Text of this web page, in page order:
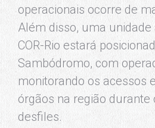
operacionais ocorre de
Além disso, uma unidade
COR-Rio estará
Sambódromo, com
monitorando os acessos
órgãos na região durante
desfiles.